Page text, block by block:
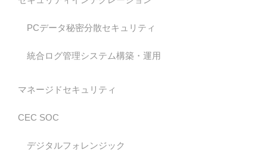
PCデータ秘密分散セキュリティ
統合ログ管理システム構築・運用
マネージドセキュリティ
CEC SOC
デジタルフォレンジック